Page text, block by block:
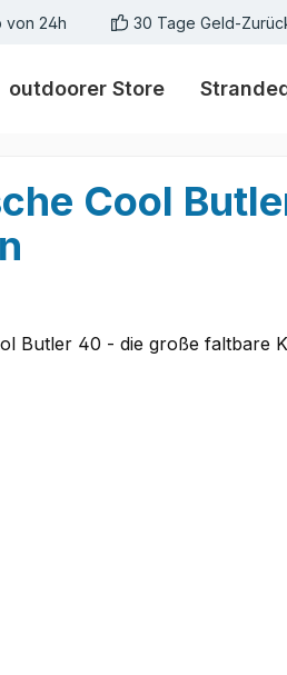
von 24h 30 Tage Geld-
outdoorer Store
Cool